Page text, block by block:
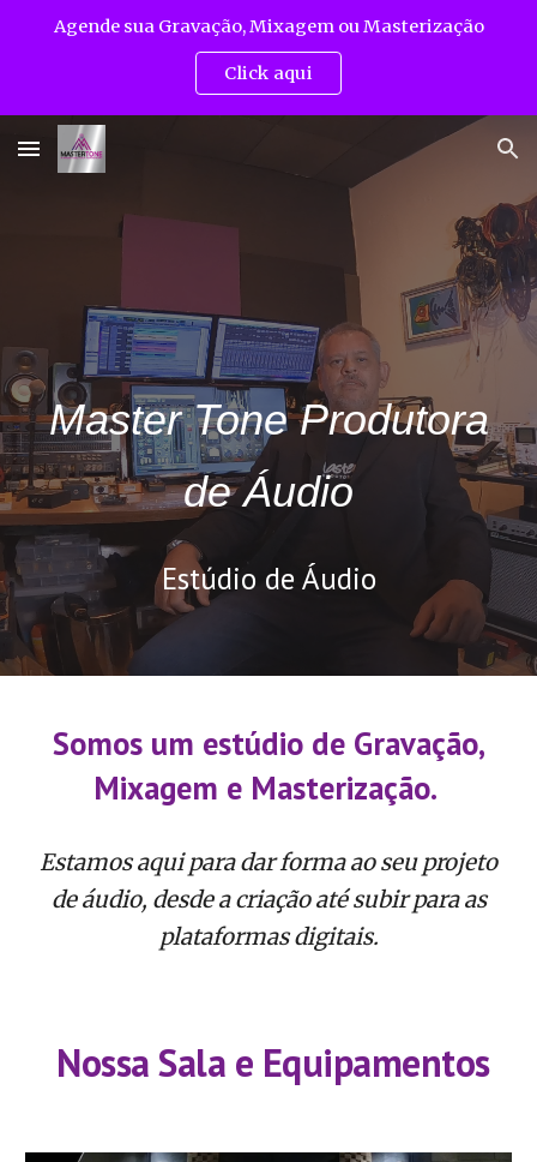
Agende sua Gravação, Mixagem ou Masterização
Click aqui
Master Tone Produtora
de Áudio
Estúdio de Áudio
Somos um estúdio de Gravação,
Mixagem e Masterização.
Estamos aqui para dar forma ao seu projeto
de áudio, desde a criação até subir para as
plataformas digitais.
Nossa Sala e Equipamentos